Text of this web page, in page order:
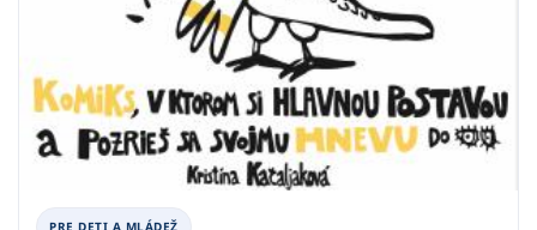
PRE DETI A MLÁDEŽ